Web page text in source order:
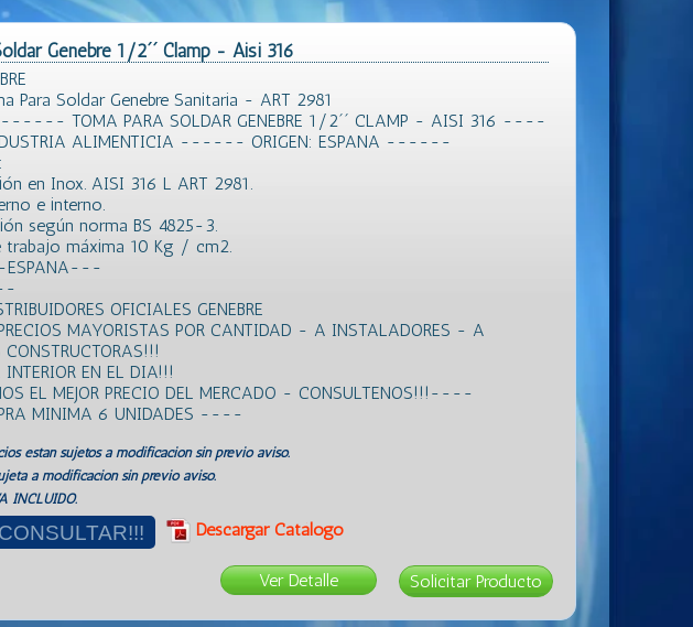
Genebre 1/2´´ Clamp - Aisi 316
Para Soldar Genebre Sanitaria - ART 2981
------ TOMA PARA SOLDAR GENEBRE 1/2´´ CLAMP - AISI 316 ----
ALIMENTICIA ------ ORIGEN: ESPANA ------
en Inox. AISI 316 L ART 2981.
e interno.
según norma BS 4825-3.
trabajo máxima 10 Kg / cm2.
ESPANA---
OFICIALES GENEBRE
MAYORISTAS POR CANTIDAD - A INSTALADORES - A
EN EL DIA!!!
EL MEJOR PRECIO DEL MERCADO - CONSULTENOS!!!----
MINIMA 6 UNIDADES ----
estan sujetos a modificación sin previo aviso.
a modificación sin previo aviso.
INCLUIDO.
CONSULTAR!!! Descargar Catálogo
Ver Detalle